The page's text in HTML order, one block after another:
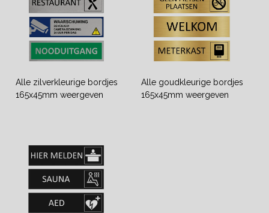
Alle zilverkleurige bordjes
165x45mm weergeven
Alle goudkleurige bordjes
165x45mm weergeven